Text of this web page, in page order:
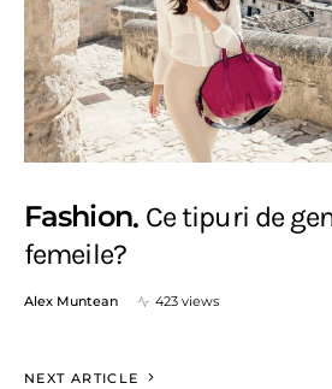
Fashion Ce tipuri de
femeile?
Alex Muntean 423 views
NEXT ARTICLE